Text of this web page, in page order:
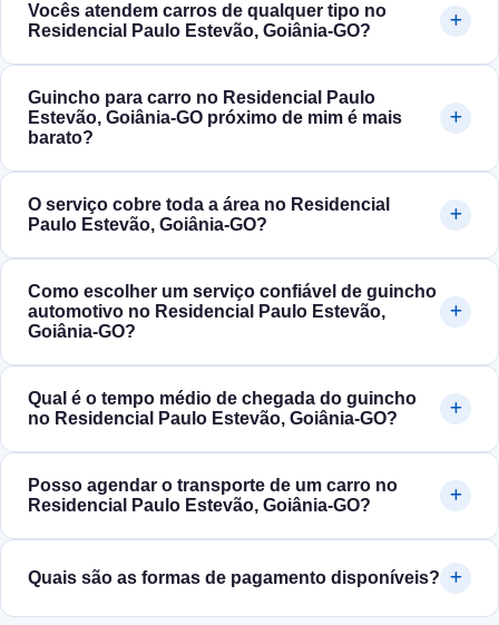
Vocês atendem carros de qualquer tipo no
Residencial Paulo Estevão, Goiânia‑GO?
Guincho para carro no Residencial Paulo
Estevão, Goiânia‑GO próximo de mim é mais
barato?
O serviço cobre toda a área no Residencial
Paulo Estevão, Goiânia‑GO?
Como escolher um serviço confiável de guincho
automotivo no Residencial Paulo Estevão,
Goiânia‑GO?
Qual é o tempo médio de chegada do guincho
no Residencial Paulo Estevão, Goiânia‑GO?
Posso agendar o transporte de um carro no
Residencial Paulo Estevão, Goiânia‑GO?
Quais são as formas de pagamento disponíveis?